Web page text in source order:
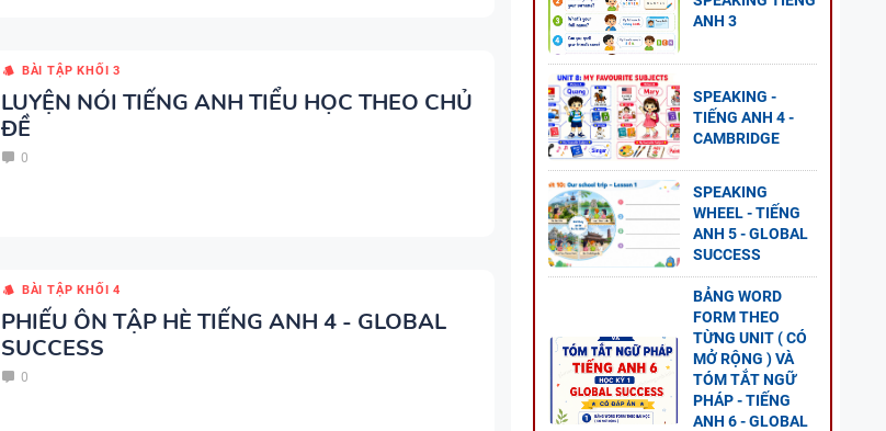
BẢNG WORD FORM THEO TỪNG
UNIT ( CÓ MỞ RỘNG ) VÀ TÓM TẮT
NGỮ PHÁP - TIẾNG ANH 6 - GLOBAL
BÀI TẬP KHỐI 3
LUYỆN NÓI TIẾNG ANH TIỂU HỌC THEO CHỦ
ĐỀ
0
BÀI TẬP KHỐI 4
PHIẾU ÔN TẬP HÈ TIẾNG ANH 4 - GLOBAL
SUCCESS
0
ANH 3
SPEAKING -
TIẾNG ANH 4 -
CAMBRIDGE
SPEAKING
WHEEL - TIẾNG
ANH 5 - GLOBAL
SUCCESS
BẢNG WORD
FORM THEO
TỪNG UNIT ( CÓ
MỞ RỘNG ) VÀ
TÓM TẮT NGỮ
PHÁP - TIẾNG
ANH 6 - GLOBAL